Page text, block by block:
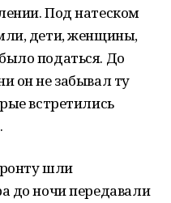
Под натеском
дети, женщины,
податься. До
он не забывал ту
встретились
шли
до ночи передавали